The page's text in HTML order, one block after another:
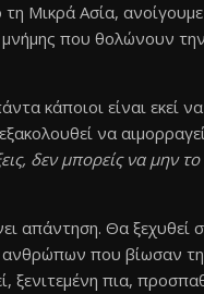
Μικρά Ασία,
που θολώνουν
κάποιοι είναι εκεί
να
δεν μπορείς να μην
απάντηση. Θα
ανθρώπων που βίωσαν
ξενιτεμένη πια,